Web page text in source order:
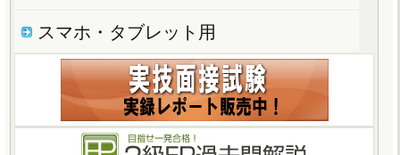
スマホ・タブレット用